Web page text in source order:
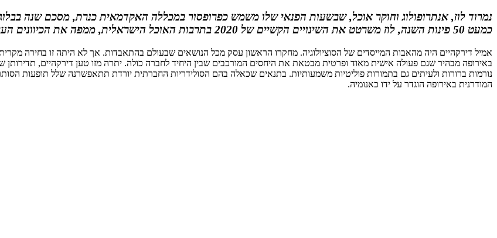
נמרוד לוז, אנתרופולוג וחוקר אוכל, שבשעות הפנאי שלו משמש כפרופסור במכללה האקדמאית כנרת, מסכם שנה
כמעט 50 פינות השנה, לוז משרטט את השינויים הקשיים של 2020 בתרבות האוכל הישראלית, ממפה את הכיוונים העיקריים, וצועד בעקבות דירקהיים, אל עבר חקר האנומיה העכשווית
באירופה מבהיר שגם פעולה אישית מאוד ופרטית מבטאת את היחסים המורכבים שבין היחיד לחברה כולה. יתרה מזו טען דירקהיים,
נורמות ברורות ולעיתים גם בתמורות פוליטיות משמעותיות. בתנאים שכאלה בהם הסולידריות החברתית יורדת תתאפשרנה שלל תופעות
המודרנית באירופה הוגדר על ידו כאנומיה.